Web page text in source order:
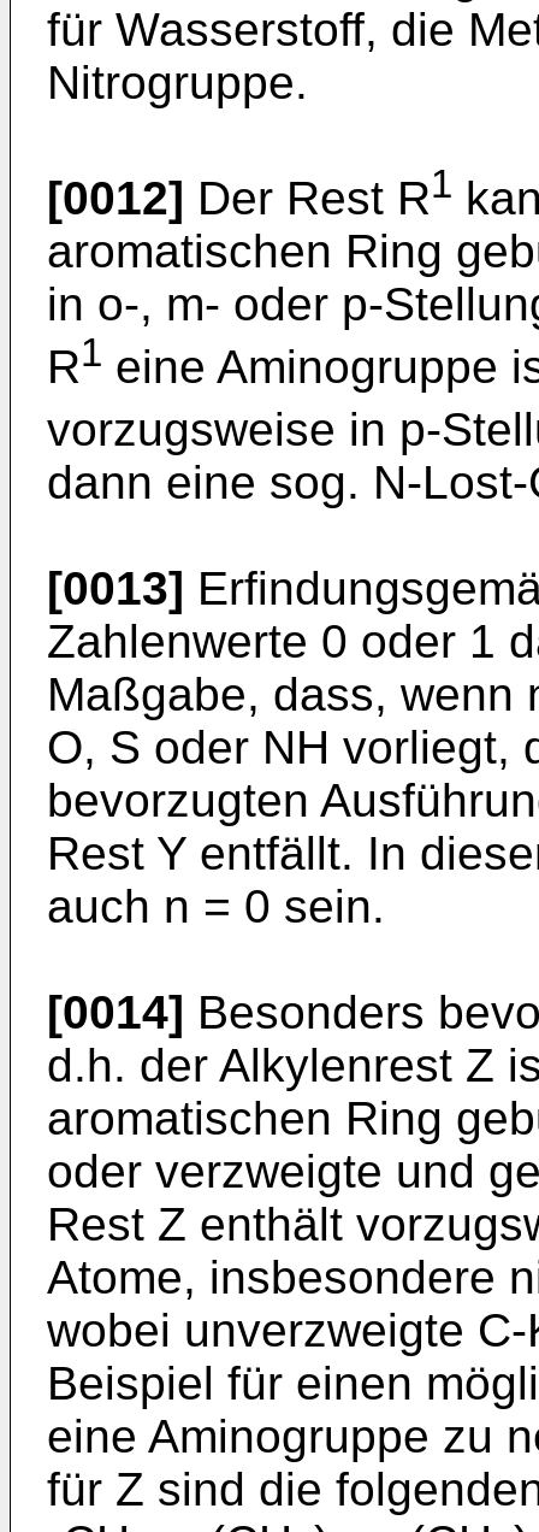
für Wasserstoff, die
Nitrogruppe.
[0012] Der Rest R1
aromatischen Ring
in o-, m- oder p-
R1 eine Aminogruppe
vorzugsweise in p-
dann eine sog. N-
[0013]
Zahlenwerte 0 oder 1
Maßgabe, dass, wenn
O, S oder NH vorliegt,
bevorzugten
Rest Y entfällt. In
auch n = 0 sein.
[0014] Besonders
d.h. der Alkylenrest Z
aromatischen Ring
oder verzweigte und
Rest Z enthält
Atome, insbesondere
wobei unverzweigte
Beispiel für einen
eine Aminogruppe zu
für Z sind die